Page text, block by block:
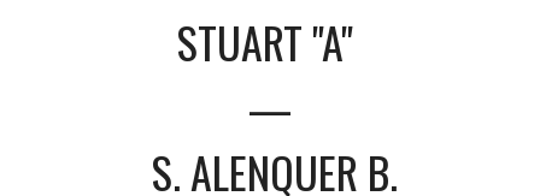
STUART "A"
—
S. ALENQUER B.